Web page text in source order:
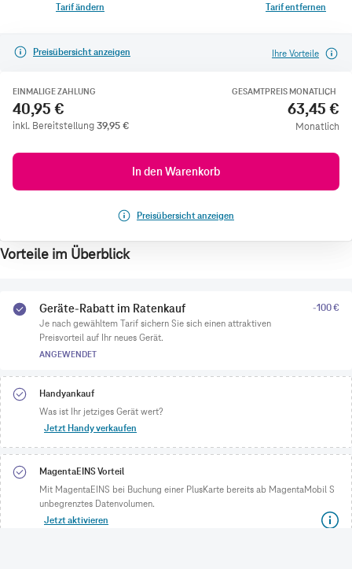
Tarif ändern Tarif entfernen
Preisübersicht anzeigen Ihre Vorteile
EINMALIGE ZAHLUNG
40,95 €
inkl. Bereitstellung39,95€
GESAMTPREIS MONATLICH
63,45 €
Monatlich
In den Warenkorb
Preisübersicht anzeigen
Vorteile im Überblick
Geräte-Rabatt im Ratenkauf
Je nach gewähltem Tarif sichern Sie sich einen attraktiven
Preisvorteil auf Ihr neues Gerät.
ANGEWENDET
-100 €
Handyankauf
Was ist Ihr jetziges Gerät wert?
Jetzt Handy verkaufen
MagentaEINS Vorteil
Mit MagentaEINS bei Buchung einer PlusKarte bereits ab MagentaMobil S
unbegrenztes Datenvolumen.
Jetzt aktivieren